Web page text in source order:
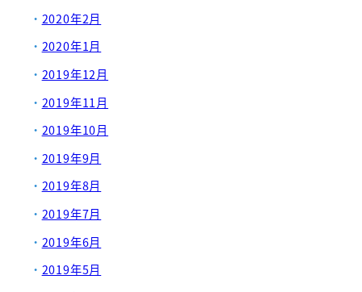
2020年2月
2020年1月
2019年12月
2019年11月
2019年10月
2019年9月
2019年8月
2019年7月
2019年6月
2019年5月